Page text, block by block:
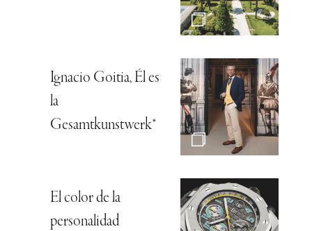
Ignacio Goitia, Él es
la
Gesamtkunstwerk*
El color de la
personalidad